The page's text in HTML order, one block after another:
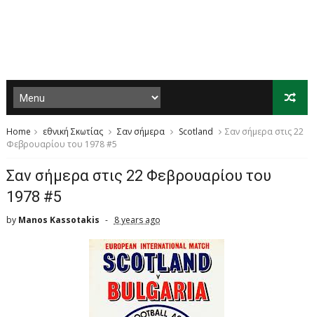
Home εθνική Σκωτίας Σαν σήμερα Scotland
Σαν σήμερα στις 22
Φεβρουαρίου του 1978 #5
Σαν σήμερα στις 22 Φεβρουαρίου του
1978 #5
by Manos Kassotakis 8 years ago